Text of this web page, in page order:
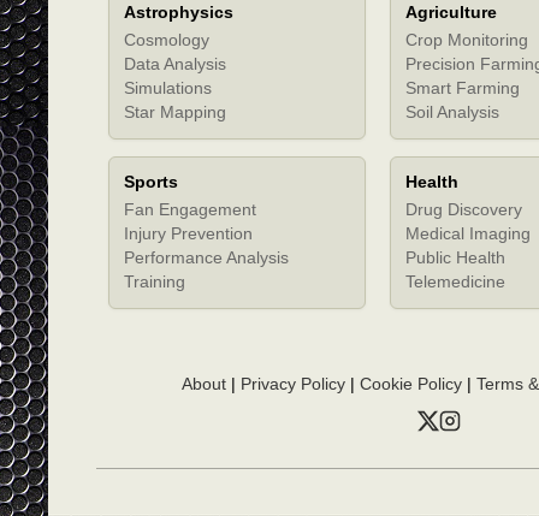
Astrophysics
Cosmology
Data Analysis
Simulations
Star Mapping
Agriculture
Crop Monitoring
Precision
Smart Farming
Soil Analysis
Sports
Fan Engagement
Injury Prevention
Performance Analysis
Training
Health
Drug Discovery
Medical Imaging
Public Health
Telemedicine
About| Privacy Policy| Cookie Policy| Terms